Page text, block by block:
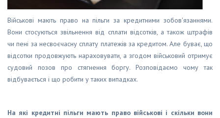
Військові мають право на пільги за кредитними зобов'язаннями.
Вони стосуються звільнення від сплати відсотків, а також штрафів
чи пені за несвоєчасну сплату платежів за кредитом. Але буває, що
відсотки продовжують нараховувати, а згодом військовий отримує
судовий позов про стягнення боргу. Розповідаємо чому так
відбувається і що робити у таких випадках.
На які кредитні пільги мають право військові і скільки вони